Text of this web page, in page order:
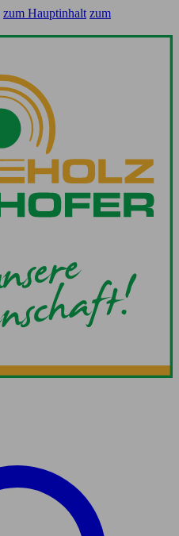
zum Hauptinhalt zum